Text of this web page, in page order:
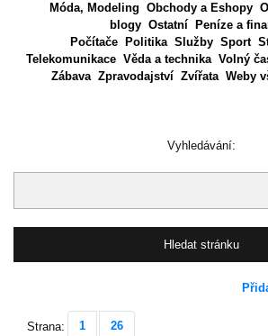
Móda, Modeling Obchody a Eshopy
blogy Ostatní
Peníze a
Počítače
Politika Služby Sport
Telekomunikace Věda a technika Volný
Zábava Zpravodajství Zvířata Weby
Vyhledávání:
Strana: 1 26